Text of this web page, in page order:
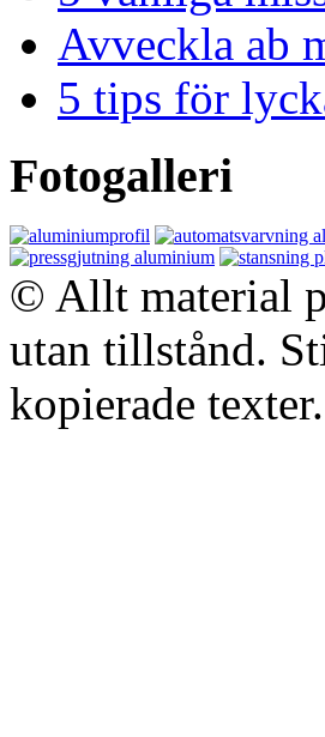
Avveckla ab
5 tips för
Fotogalleri
© Allt material
utan tillstånd.
kopierade texter.